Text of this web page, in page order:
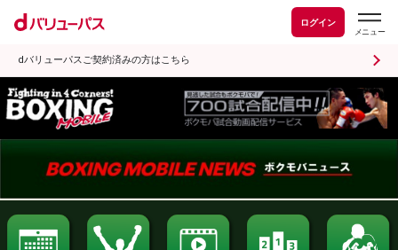
ログイン
dバリューパスご契約済みの方はこちら